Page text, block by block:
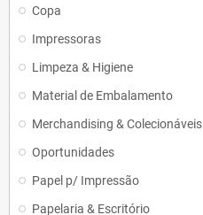
Copa
Impressoras
Limpeza & Higiene
Material de Embalamento
Merchandising & Colecionáveis
Oportunidades
Papel p/ Impressão
Papelaria & Escritório